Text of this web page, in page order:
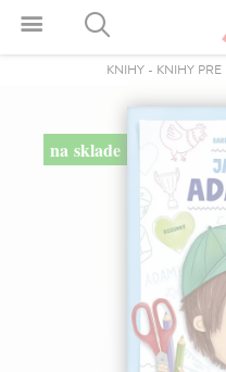
KNIHY - KNIHY PRE
na sklade